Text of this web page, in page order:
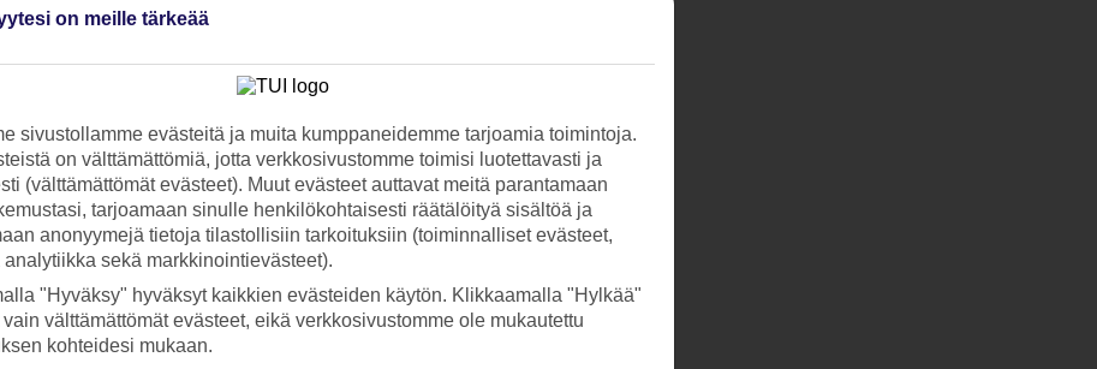
on meille tärkeää
sivustollamme evästeitä ja muita kumppaneidemme tarjoamia toimintoja.
on välttämättömiä, jotta verkkosivustomme toimisi luotettavasti ja
(välttämättömät evästeet). Muut evästeet auttavat meitä parantamaan
tarjoamaan sinulle henkilökohtaisesti räätälöityä sisältöä ja
anonyymejä tietoja tilastollisiin tarkoituksiin (toiminnalliset evästeet,
analytiikka sekä markkinointievästeet).
"Hyväksy" hyväksyt kaikkien evästeiden käytön. Klikkaamalla "Hylkää"
vain välttämättömät evästeet, eikä verkkosivustomme ole mukautettu
kohteidesi mukaan.